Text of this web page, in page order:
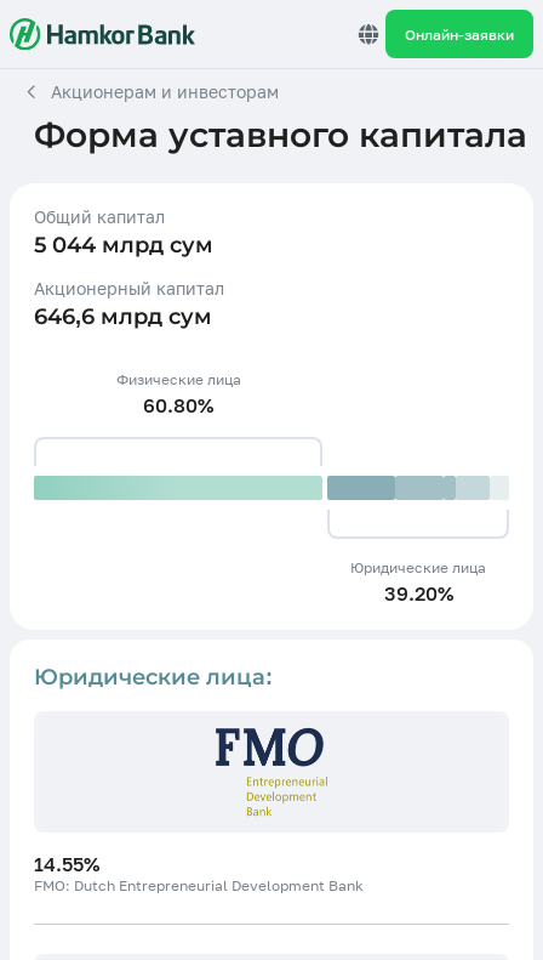
Онлайн-заявки
Акционерам и инвесторам
Форма уставного капитала
Общий капитал
5 044 млрд сум
Акционерный капитал
646,6 млрд сум
Физические лица
60.80%
Юридические лица
39.20%
Юридические лица:
14.55%
FMO: Dutch Entrepreneurial Development Bank